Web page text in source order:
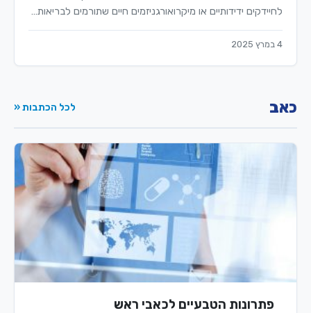
לחיידקים ידידותיים או מיקרואורגניזמים חיים שתורמים לבריאות…
4 במרץ 2025
כאב לכל הכתבות «
פתרונות הטבעיים לכאבי ראש